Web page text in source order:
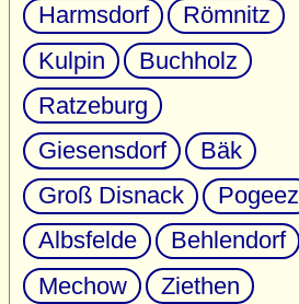
Harmsdorf
Römnitz
Kulpin
Buchholz
Ratzeburg
Giesensdorf
Bäk
Groß Disnack
Pogeez
Albsfelde
Behlendorf
Mechow
Ziethen